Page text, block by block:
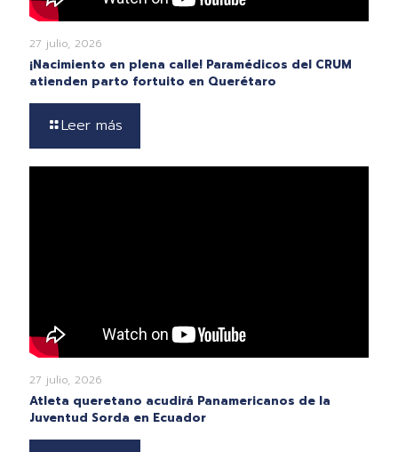
27 julio, 2026
¡Nacimiento en plena calle! Paramédicos del CRUM
atienden parto fortuito en Querétaro
Leer más
27 julio, 2026
Atleta queretano acudirá Panamericanos de la
Juventud Sorda en Ecuador